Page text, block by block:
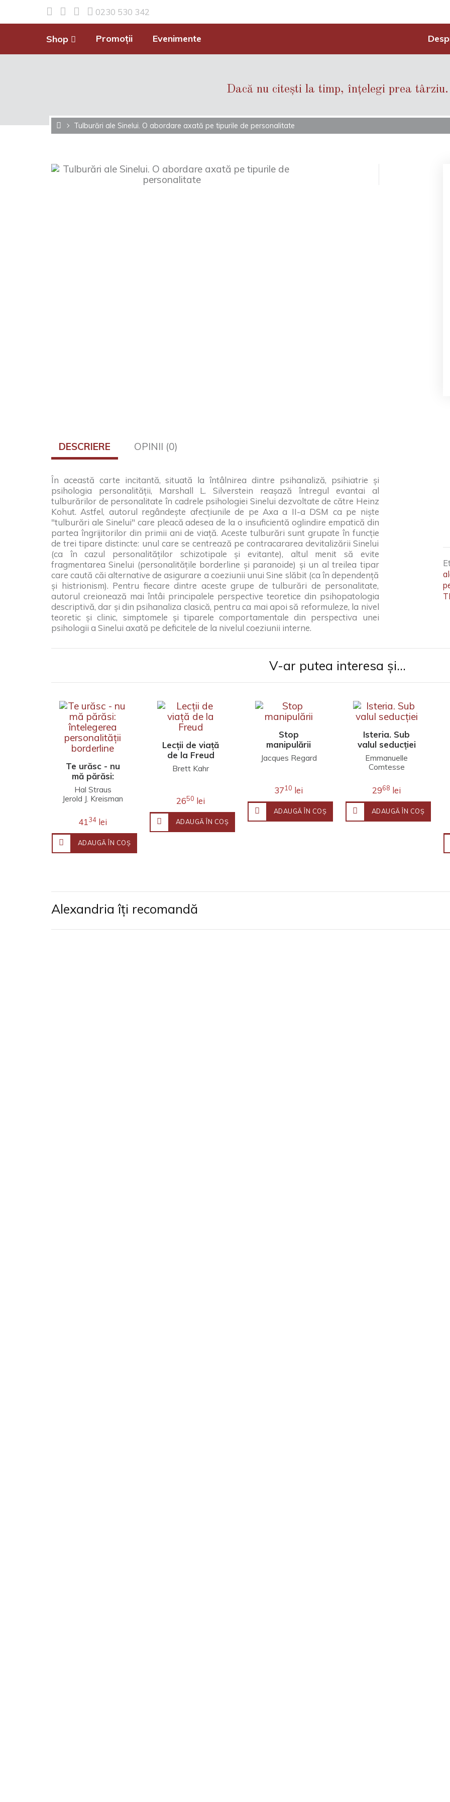
0230 530 342
Shop Promoții Evenimente
Dacă nu citești la timp, înțelegi prea târziu.
Tulburări ale Sinelui. O abordare axată pe tipurile de personalitate
DESCRIERE OPINII (0)
În această carte incitantă, situată la întâlnirea dintre psihanaliză, psihiatrie și
psihologia personalității, Marshall L. Silverstein reașază întregul evantai al
tulburărilor de personalitate în cadrele psihologiei Sinelui dezvoltate de către Heinz
Kohut. Astfel, autorul regândește afecțiunile de pe Axa a II-a DSM ca pe niște
"tulburări ale Sinelui" care pleacă adesea de la o insuficientă oglindire empatică din
partea îngrijitorilor din primii ani de viață. Aceste tulburări sunt grupate în funcție
de trei tipare distincte: unul care se centrează pe contracararea devitalizării Sinelui
(ca în cazul personalităților schizotipale și evitante), altul menit să evite
fragmentarea Sinelui (personalitățile borderline și paranoide) și un al treilea tipar
care caută căi alternative de asigurare a coeziunii unui Sine slăbit (ca în dependență
și histrionism). Pentru fiecare dintre aceste grupe de tulburări de personalitate,
autorul creionează mai întâi principalele perspective teoretice din psihopatologia
descriptivă, dar și din psihanaliza clasică, pentru ca mai apoi să reformuleze, la nivel
teoretic și clinic, simptomele și tiparele comportamentale din perspectiva unei
psihologii a Sinelui axată pe deficitele de la nivelul coeziunii interne.
V-ar putea interesa și...
Te urăsc - nu
mă părăsi:
întelegerea
personalității
borderline
Hal Straus
Jerold J. Kreisman
4134 lei
ADAUGĂ ÎN COŞ
Lecţii de viaţă
de la Freud
Brett Kahr
2650 lei
ADAUGĂ ÎN COŞ
Stop
manipulării
Jacques Regard
3710 lei
ADAUGĂ ÎN COŞ
Isteria. Sub
valul seducției
Emmanuelle
Comtesse
2968 lei
ADAUGĂ ÎN COŞ
Alexandria îți recomandă